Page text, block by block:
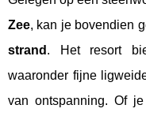
Zee, kan je bovendien
strand . Het resort
waaronder fijne
van ontspanning. Of